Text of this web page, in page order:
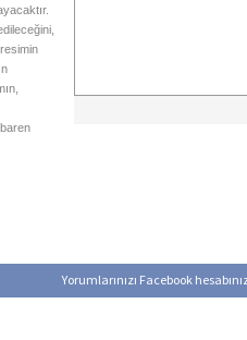
Yorumlarınızı Facebook